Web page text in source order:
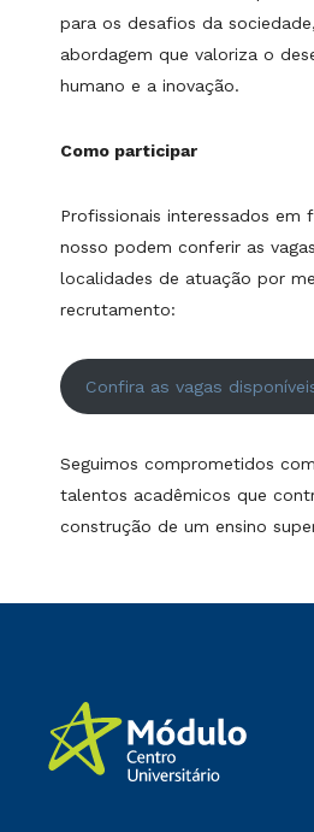
para os desafios da
abordagem que valoriza o
humano e a inovação.
Como participar
Profissionais interessados em
nosso podem conferir as
localidades de atuação por
recrutamento:
Confira as vagas
Seguimos comprometidos
talentos acadêmicos que
construção de um ensino